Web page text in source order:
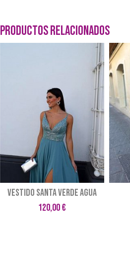
Productos Relacionados
VESTIDO SANTA VERDE AGUA
120,00 €